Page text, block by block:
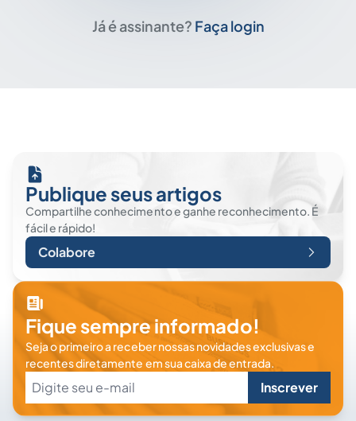
Já é assinante? Faça login
Publique seus artigos
Compartilhe conhecimento e ganhe reconhecimento. É
fácil e rápido!
Colabore
Fique sempre informado!
Seja o primeiro a receber nossas novidades exclusivas e
recentes diretamente em sua caixa de entrada.
Inscrever